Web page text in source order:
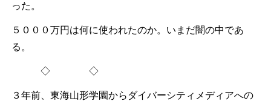
った。
５０００万円は何に使われたのか。いまだ闇の中であ
る。
◇ ◇
３年前、東海山形学園からダイバーシティメディアへの